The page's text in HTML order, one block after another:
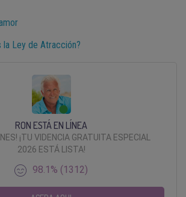
la Ley de Atracción?
RON ESTÁ EN LÍNEA
¡TU VIDENCIA GRATUITA ESPECIAL
2026 ESTÁ LISTA!
98.1% (1312)